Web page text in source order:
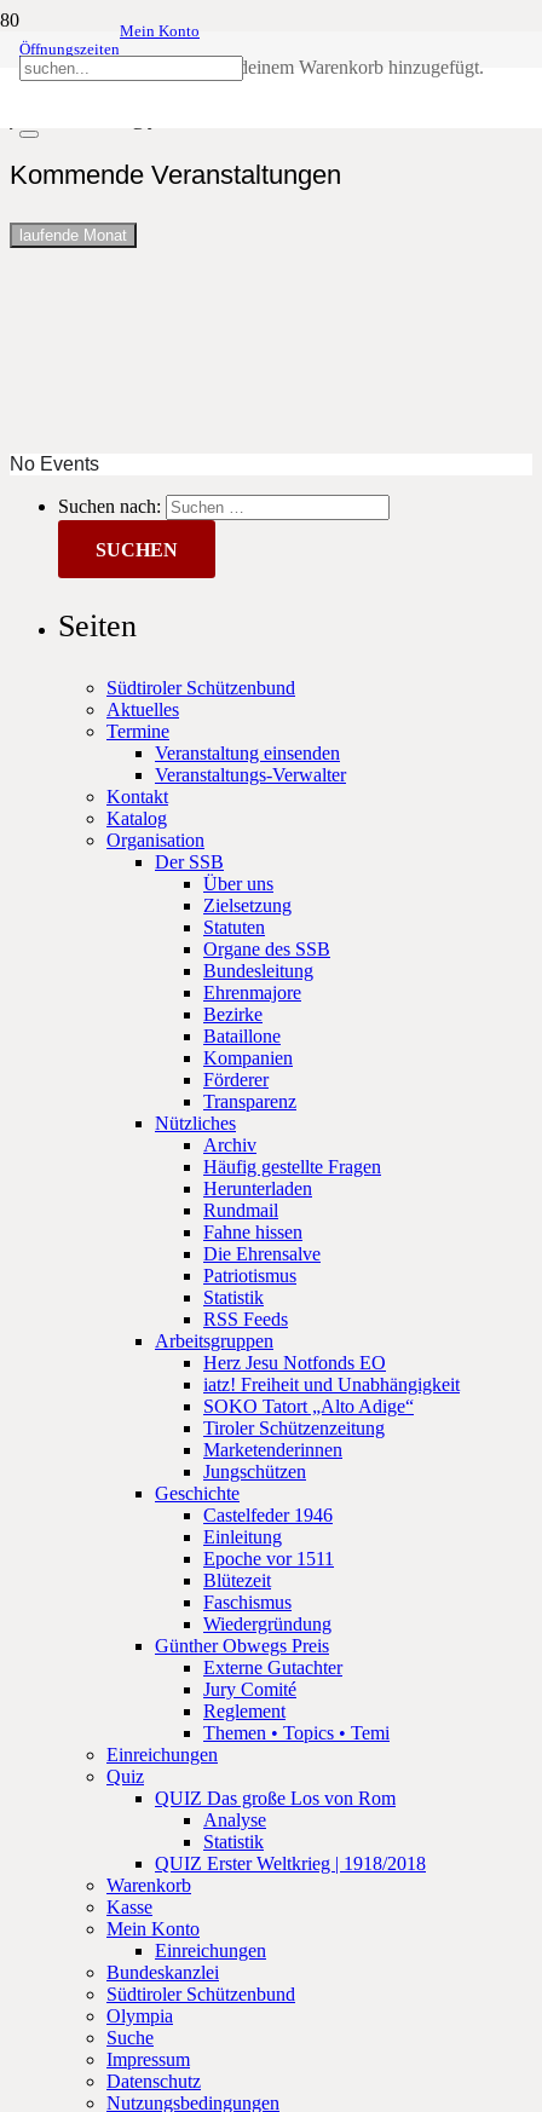
Öffnungszeiten
Mein Konto
wurde deinem Warenkorb hinzugefügt.
Events by this organizer
Kommende Veranstaltungen
laufende Monat
No Events
Suchen nach:
Seiten
Südtiroler Schützenbund
Aktuelles
Termine
Veranstaltung einsenden
Veranstaltungs-Verwalter
Kontakt
Katalog
Organisation
Der SSB
Über uns
Zielsetzung
Statuten
Organe des SSB
Bundesleitung
Ehrenmajore
Bezirke
Bataillone
Kompanien
Förderer
Transparenz
Nützliches
Archiv
Häufig gestellte Fragen
Herunterladen
Rundmail
Fahne hissen
Die Ehrensalve
Patriotismus
Statistik
RSS Feeds
Arbeitsgruppen
Herz Jesu Notfonds EO
iatz! Freiheit und Unabhängigkeit
SOKO Tatort „Alto Adige“
Tiroler Schützenzeitung
Marketenderinnen
Jungschützen
Geschichte
Castelfeder 1946
Einleitung
Epoche vor 1511
Blütezeit
Faschismus
Wiedergründung
Günther Obwegs Preis
Externe Gutachter
Jury Comité
Reglement
Themen • Topics • Temi
Einreichungen
Quiz
QUIZ Das große Los von Rom
Analyse
Statistik
QUIZ Erster Weltkrieg | 1918/2018
Warenkorb
Kasse
Mein Konto
Einreichungen
Bundeskanzlei
Südtiroler Schützenbund
Olympia
Suche
Impressum
Datenschutz
Nutzungsbedingungen